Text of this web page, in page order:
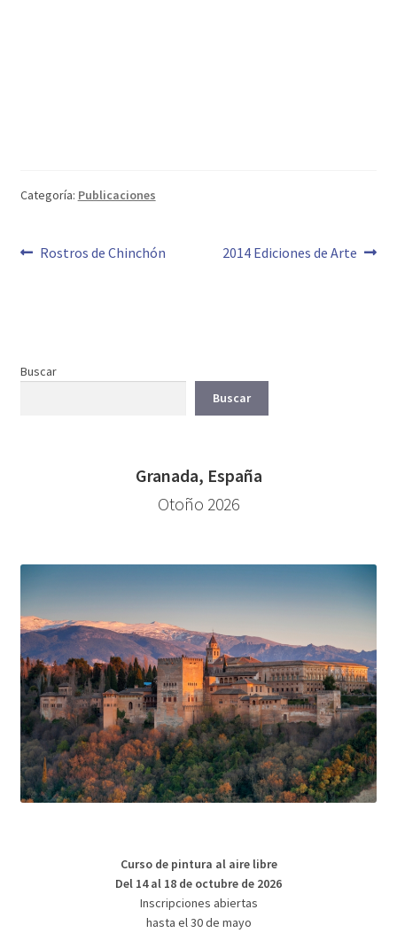
Categoría: Publicaciones
Navegación
Anterior:
Rostros de Chinchón Siguiente:
2014 Ediciones de Arte
Buscar
Buscar
Granada, España
Otoño 2026
Curso de pintura al aire libre
Del 14 al 18 de octubre de 2026
Inscripciones abiertas
hasta el 30 de mayo